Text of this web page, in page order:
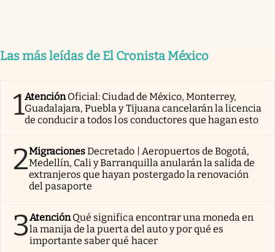
Las más leídas de El Cronista México
1AtenciónOficial: Ciudad de México, Monterrey,
Guadalajara, Puebla y Tijuana cancelarán la licencia
de conducir a todos los conductores que hagan esto
2MigracionesDecretado | Aeropuertos de Bogotá,
Medellín, Cali y Barranquilla anularán la salida de
extranjeros que hayan postergado la renovación
del pasaporte
3AtenciónQué significa encontrar una moneda en
la manija de la puerta del auto y por qué es
importante saber qué hacer